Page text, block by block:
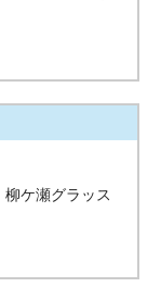
ケ瀬グラッス